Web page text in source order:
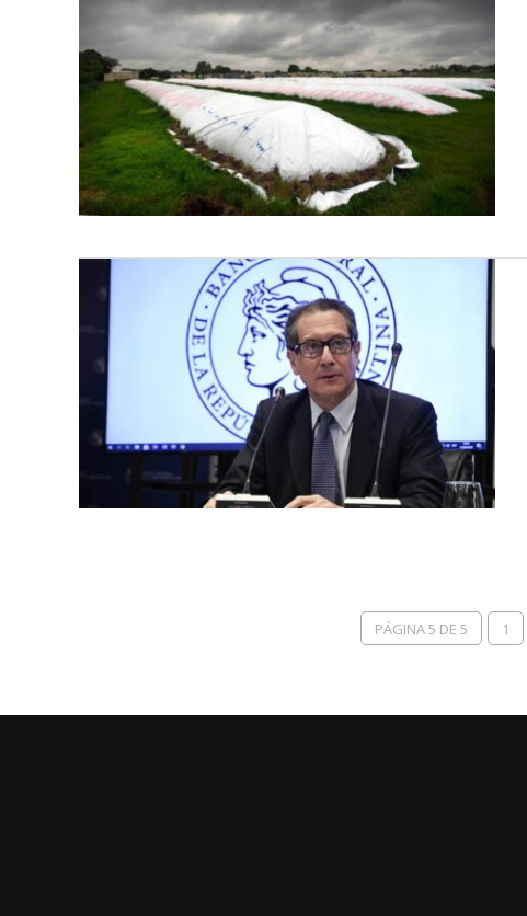
PÁGINA 5 DE 5 1